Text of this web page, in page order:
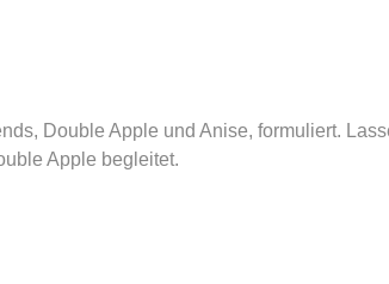
Double Apple und Anise, formuliert.
Apple begleitet.